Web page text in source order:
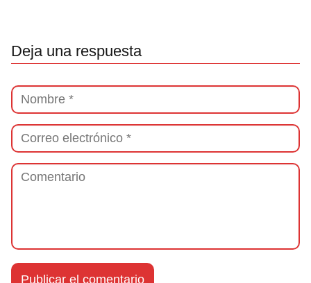
Deja una respuesta